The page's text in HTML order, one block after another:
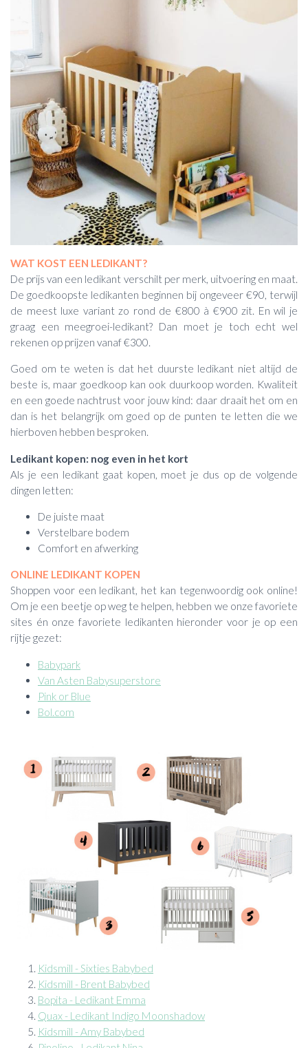
WAT KOST EEN LEDIKANT?
De prijs van een ledikant verschilt per merk, uitvoering en maat.
De goedkoopste ledikanten beginnen bij ongeveer €90, terwijl
de meest luxe variant zo rond de €800 à €900 zit. En wil je
graag een meegroei-ledikant? Dan moet je toch echt wel
rekenen op prijzen vanaf €300.
Goed om te weten is dat het duurste ledikant niet altijd de
beste is, maar goedkoop kan ook duurkoop worden. Kwaliteit
en een goede nachtrust voor jouw kind: daar draait het om en
dan is het belangrijk om goed op de punten te letten die we
hierboven hebben besproken.
Ledikant kopen: nog even in het kort
Als je een ledikant gaat kopen, moet je dus op de volgende
dingen letten:
De juiste maat
Verstelbare bodem
Comfort en afwerking
ONLINE LEDIKANT KOPEN
Shoppen voor een ledikant, het kan tegenwoordig ook online!
Om je een beetje op weg te helpen, hebben we onze favoriete
sites én onze favoriete ledikanten hieronder voor je op een
rijtje gezet:
Babypark
Van Asten Babysuperstore
Pink or Blue
Bol.com
Kidsmill - Sixties Babybed
Kidsmill - Brent Babybed
Bopita - Ledikant Emma
Quax - Ledikant Indigo Moonshadow
Kidsmill - Amy Babybed